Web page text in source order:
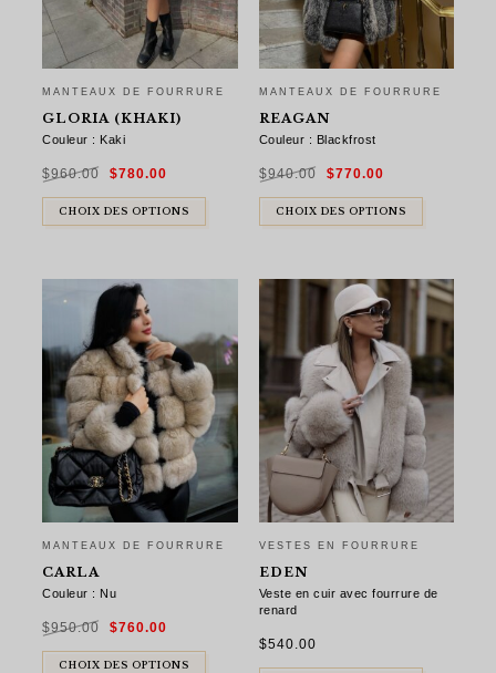
MANTEAUX DE FOURRURE
GLORIA (KHAKI)
Couleur : Kaki
$960.00 prix
était :
$960.00.
$780.00
est :
$780.00.
CHOIX DES OPTIONS
MANTEAUX DE FOURRURE
REAGAN
Couleur : Blackfrost
$940.00 prix
était :
$940.00.
$770.00prix
est :
$770.00.
CHOIX DES OPTIONS
MANTEAUX DE FOURRURE
CARLA
Couleur : Nu
$950.00
Le
prix
était :
$950.00.
$760.00
est :
$760.00.
CHOIX DES OPTIONS
VESTES EN FOURRURE
EDEN
Veste en cuir avec fourrure de
renard
$540.00